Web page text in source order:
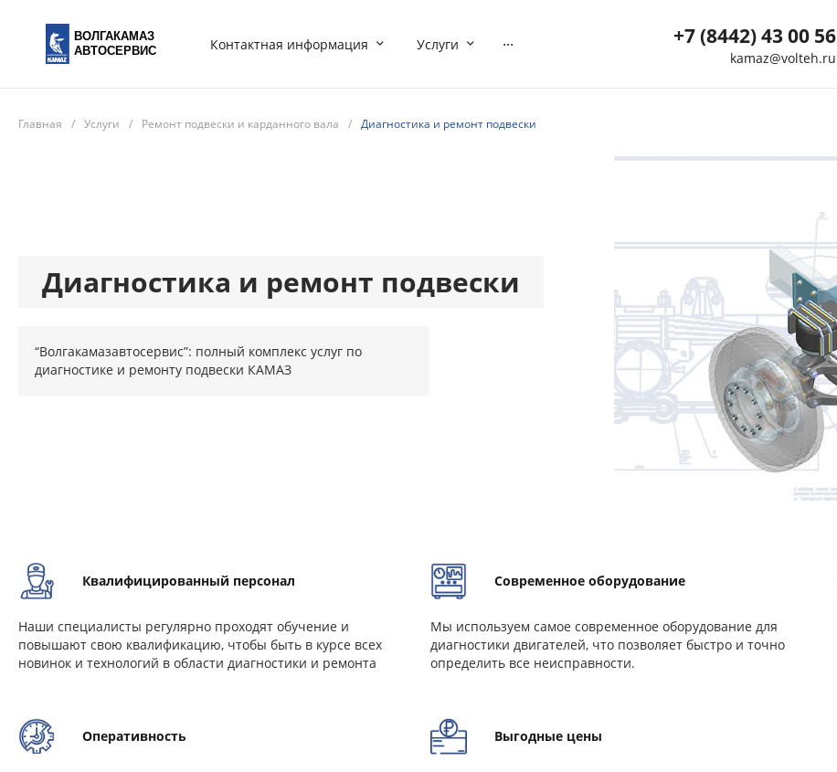
ВОЛГАКАМАЗ
АВТОСЕРВИС
Контактная информация Услуги ... +7 (8442) 43 00 56
Выходной
+7 (909) 377 72 81
г. Котельниково, ул.
Пн-Вс: 08:00-21:00 Нет
Выходной
ktl-buh@volteh.ru
kamaz@volteh.ru
Главная / Услуги / Ремонт подвески и карданного вала / Диагностика и ремонт подвески
Диагностика и ремонт подвески
“Волгакамазавтосервис”: полный комплекс услуг по
диагностике и ремонту подвески КАМАЗ
Квалифицированный персонал
Наши специалисты регулярно проходят обучение и
повышают свою квалификацию, чтобы быть в курсе всех
новинок и технологий в области диагностики и ремонта
Современное оборудование
Мы используем самое современное оборудование для
диагностики двигателей, что позволяет быстро и точно
определить все неисправности.
Оперативность Выгодные цены